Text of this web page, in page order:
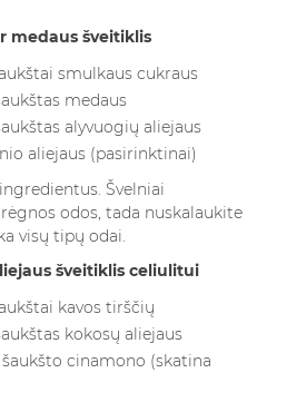
medaus šveitiklis
smulkaus cukraus
medaus
alyvuogių aliejaus
aliejaus (pasirinktinai)
Švelniai
odos, tada nuskalaukite
visų tipų odai.
šveitiklis celiulitui
kavos tirščių
kokosų aliejaus
cinamono (skatina